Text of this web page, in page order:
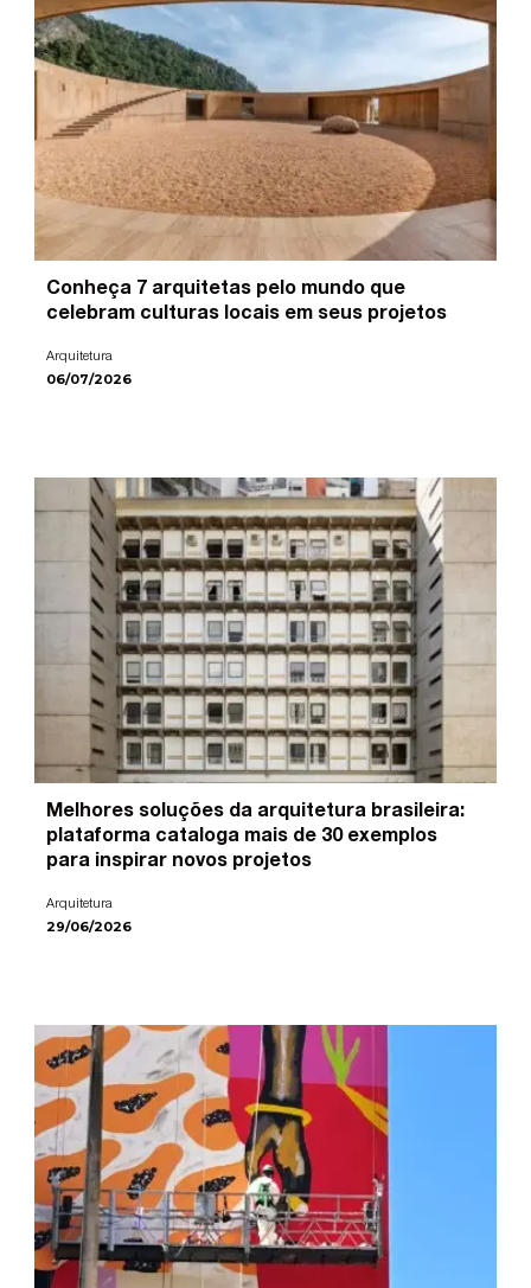
Conheça 7 arquitetas pelo mundo que
celebram culturas locais em seus projetos
Arquitetura
06/07/2026
Melhores soluções da arquitetura brasileira:
plataforma cataloga mais de 30 exemplos
para inspirar novos projetos
Arquitetura
29/06/2026